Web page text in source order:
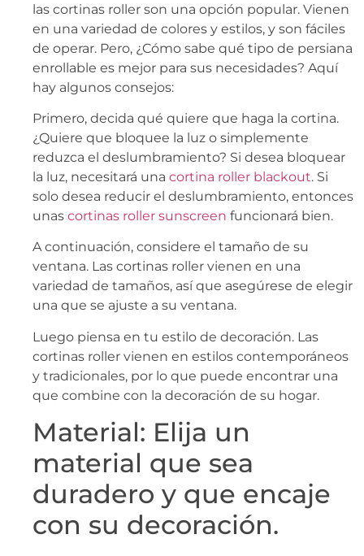
las cortinas roller son una opción popular. Vienen
en una variedad de colores y estilos, y son fáciles
de operar. Pero, ¿Cómo sabe qué tipo de persiana
enrollable es mejor para sus necesidades? Aquí
hay algunos consejos:
Primero, decida qué quiere que haga la cortina.
¿Quiere que bloquee la luz o simplemente
reduzca el deslumbramiento? Si desea bloquear
la luz, necesitará una cortina roller blackout. Si
solo desea reducir el deslumbramiento, entonces
unas cortinas roller sunscreen funcionará bien.
A continuación, considere el tamaño de su
ventana. Las cortinas roller vienen en una
variedad de tamaños, así que asegúrese de elegir
una que se ajuste a su ventana.
Luego piensa en tu estilo de decoración. Las
cortinas roller vienen en estilos contemporáneos
y tradicionales, por lo que puede encontrar una
que combine con la decoración de su hogar.
Material: Elija un
material que sea
duradero y que encaje
con su decoración.